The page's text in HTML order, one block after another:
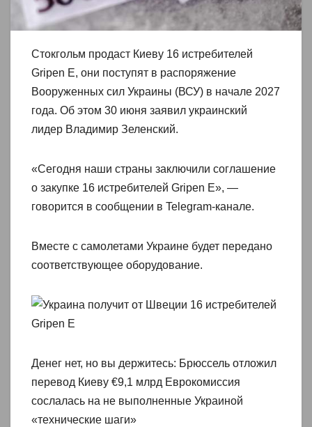
Стокгольм продаст Киеву 16 истребителей
Gripen E, они поступят в распоряжение
Вооруженных сил Украины (ВСУ) в начале 2027
года. Об этом 30 июня заявил украинский
лидер Владимир Зеленский.
«Сегодня наши страны заключили соглашение
о закупке 16 истребителей Gripen Е», —
говорится в сообщении в Telegram-канале.
Вместе с самолетами Украине будет передано
соответствующее оборудование.
Денег нет, но вы держитесь: Брюссель отложил
перевод Киеву €9,1 млрд Еврокомиссия
сослалась на не выполненные Украиной
«технические шаги»